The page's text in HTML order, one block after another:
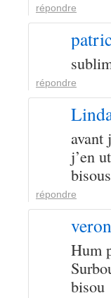
répondre
répondre
avant
j’en
répondre
Hum
bisou